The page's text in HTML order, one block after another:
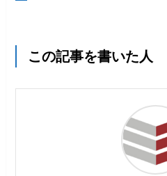
この記事を書いた人